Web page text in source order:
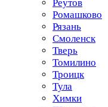
Реутов
Ромашково
Рязань
Смоленск
Тверь
Томилино
Троицк
Тула
Химки